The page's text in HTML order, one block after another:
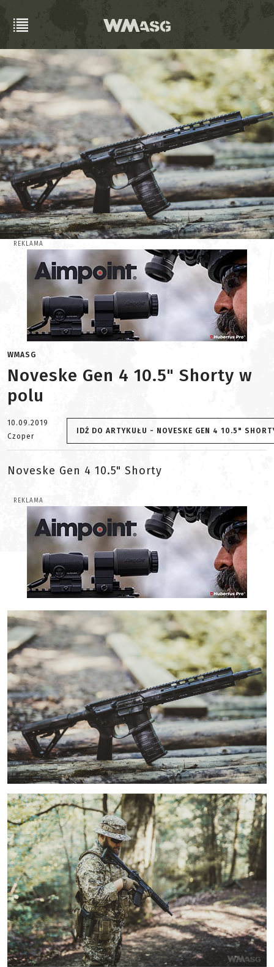
REKLAMA
WMASG
Noveske Gen 4 10.5" Shorty w
polu
10.09.2019
Czoper
IDŹ DO ARTYKUŁU - NOVESKE GEN 4 10.5"
Noveske Gen 4 10.5" Shorty
REKLAMA